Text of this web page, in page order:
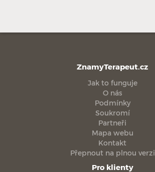
ZnamyTerapeut.cz
Jak to funguje
O nás
Podmínky
Soukromí
Partneři
Mapa webu
Kontakt
Přepnout na plnou verzi
Pro klienty